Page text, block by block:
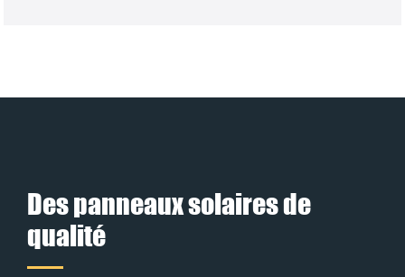
Des panneaux solaires de
qualité